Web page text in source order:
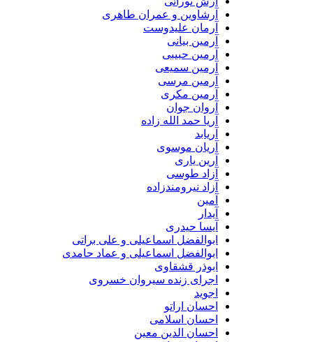
آرشاوین و عمران طاهری
آرمان علیدوست
آرمین بیانی
آرمین حبیبی
آرمین سمیعی
آرمین مرسی
آرمین مکری
آروان جوان
آریا حمد الله زاده
آریابد
آریان موسوی
آرین یاری
آزاد طوسی
آزاد نیرومندزاده
آمین
آیدار
آیسا حیدری
ابوالفضل اسماعیلی و علی براتی
ابوالفضل اسماعیلی و عماد حامدی
ابوذر قشقاوی
اجرای زنده سیروان خسروی
اجوید
احسان اراتو
احسان اسلامی
احسان الدین معین